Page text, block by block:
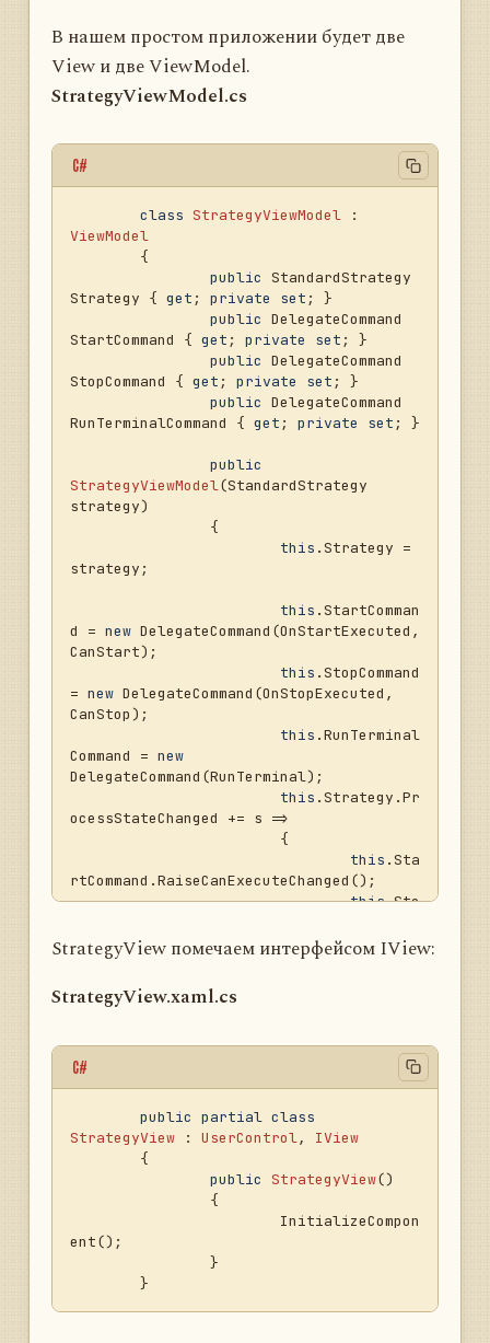
#endregion
В нашем простом приложении будет две
View и две ViewModel.
StrategyViewModel.cs
C#
class StrategyViewModel
ViewModel
public StandardStrategy
Strategy { get ; private set ; }
public DelegateCommand
StartCommand { get ; private set ; }
public DelegateCommand
StopCommand { get ; private set ; }
public DelegateCommand
RunTerminalCommand { get ; private set ; }
public
StrategyViewModel(StandardStrategy
strategy)
this .Strategy =
strategy;
this .StartComman
d = new DelegateCommand(OnStartExecuted,
CanStart);
this .StopCommand
= new DelegateCommand(OnStopExecuted,
CanStop);
this .RunTerminal
Command = new
DelegateCommand(RunTerminal);
this .Strategy.Pr
ocessStateChanged += s =>
this .Sta
rtCommand.RaiseCanExecuteChanged();
this.Sto
			};
StrategyView();
ntext = this;
		}
public bool
		{
return
Strategy.ProcessState ==
ProcessStates.Stopped;
public
OnStartExecuted
if (!CanStart())
StrategyView помечаем интерфейсом IView:
StrategyView.xaml.cs
C#
public partial class
StrategyView : UserControl, IView
public StrategyView()
ent();